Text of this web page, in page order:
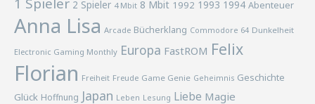
2 Spieler 4 Mbit 8 Mbit 1992 1993 1994 Abenteuer
Anna Lisa Arcade Bücherklang Commodore 64 Dunkelheit
Electronic Gaming Monthly Europa FastROM Felix
Florian Freiheit Freude Game Genie Geheimnis Geschichte
Glück Hoffnung Japan Leben Lesung Liebe Magie